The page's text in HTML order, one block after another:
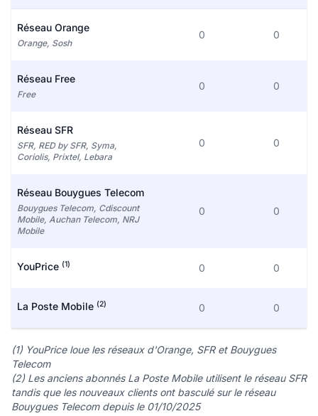
Réseau Orange
Orange, Sosh
0 0
Réseau Free
Free
0 0
Réseau SFR
SFR, RED by SFR, Syma,
Coriolis, Prixtel, Lebara
0 0
Réseau Bouygues Telecom
Bouygues Telecom, Cdiscount
Mobile, Auchan Telecom, NRJ
Mobile
0 0
YouPrice (1) 0 0
La Poste Mobile (2) 0 0
(1) YouPrice loue les réseaux d'Orange, SFR et Bouygues
Telecom
(2) Les anciens abonnés La Poste Mobile utilisent le réseau SFR
tandis que les nouveaux clients ont basculé sur le réseau
Bouygues Telecom depuis le 01/10/2025